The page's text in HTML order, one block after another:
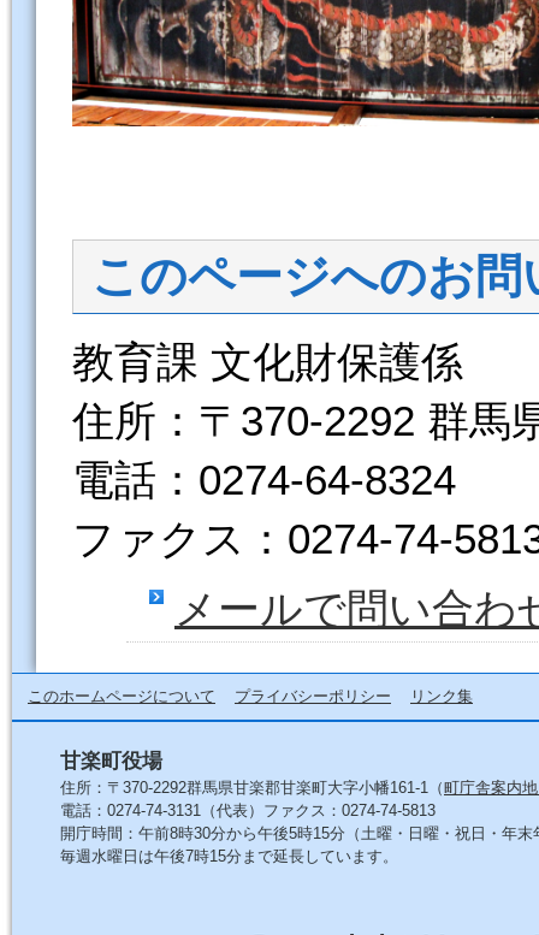
このページへのお問
教育課 文化財保護係
住所：〒370-2292 群馬
電話：0274-64-8324
ファクス：0274-74-
メールで問い合わ
このホームページについて プライバシーポリシー リンク集
甘楽町役場
住所：〒370-2292群馬県甘楽郡甘楽町大字小幡161-1（町庁舎案内
電話：0274-74-3131（代表）ファクス：0274-74-5813
開庁時間：午前8時30分から午後5時15分（土曜・日曜・祝日・年末
毎週水曜日は午後7時15分まで延長しています。